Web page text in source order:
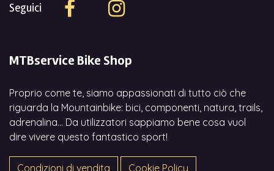
Seguici
MTBservice Bike Shop
Proprio come te, siamo appassionati di tutto ciò che
riguarda la Mountainbike: bici, componenti, natura, trails,
adrenalina... Da utilizzatori sappiamo bene cosa vuol
dire vivere questo fantastico sport!
Condizioni di vendita Cookie Policy